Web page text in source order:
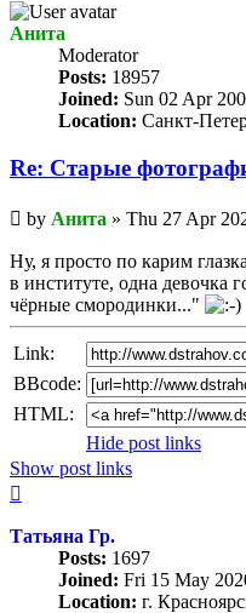
Анита
Мoderator
Posts: 18957
Joined: Sun 02 Apr
Location: Санкт-
Re: Старые
Unread
post
by Анита » Thu 27 Apr
Ну, я просто по карим
в институте, одна девочка
чёрные смородинки..."
Link:
BBcode:
HTML:
Hide post links
Show post links
Татьяна Гр.
Posts: 1697
Joined: Fri 15 May
Location: г.